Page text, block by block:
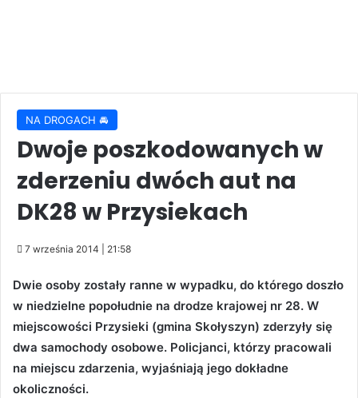
NA DROGACH 🚘
Dwoje poszkodowanych w
zderzeniu dwóch aut na
DK28 w Przysiekach
7 września 2014 | 21:58
Dwie osoby zostały ranne w wypadku, do którego doszło
w niedzielne popołudnie na drodze krajowej nr 28. W
miejscowości Przysieki (gmina Skołyszyn) zderzyły się
dwa samochody osobowe. Policjanci, którzy pracowali
na miejscu zdarzenia, wyjaśniają jego dokładne
okoliczności.